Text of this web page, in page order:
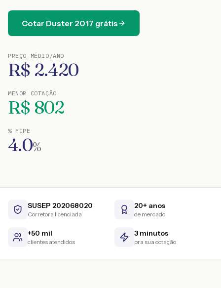
Cotar Duster 2017 grátis
PREÇO MÉDIO/ANO
R$ 2.420
MENOR COTAÇÃO
R$ 802
% FIPE
4.0%
SUSEP 202068020
Corretora licenciada
20+ anos
de mercado
+50 mil
clientes atendidos
3 minutos
pra sua cotação